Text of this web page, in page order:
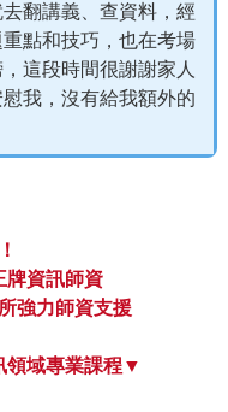
翻講義、查資料，經
點和技巧，也在考場
這段時間很謝謝家人
我，沒有給我額外的
牌資訊師資
強力師資支援
領域專業課程▼